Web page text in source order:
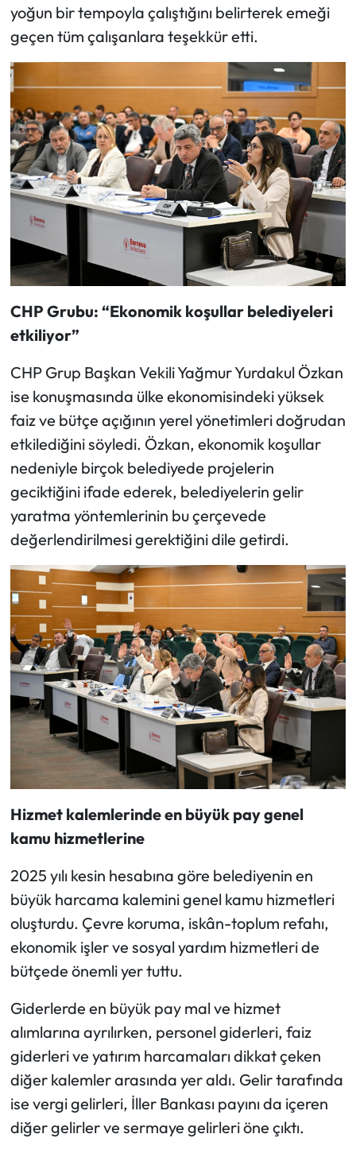
yoğun bir tempoyla çalıştığını belirterek emeği
geçen tüm çalışanlara teşekkür etti.
CHP Grubu: “Ekonomik koşullar belediyeleri
etkiliyor”
CHP Grup Başkan Vekili Yağmur Yurdakul Özkan
ise konuşmasında ülke ekonomisindeki yüksek
faiz ve bütçe açığının yerel yönetimleri doğrudan
etkilediğini söyledi. Özkan, ekonomik koşullar
nedeniyle birçok belediyede projelerin
geciktiğini ifade ederek, belediyelerin gelir
yaratma yöntemlerinin bu çerçevede
değerlendirilmesi gerektiğini dile getirdi.
Hizmet kalemlerinde en büyük pay genel
kamu hizmetlerine
2025 yılı kesin hesabına göre belediyenin en
büyük harcama kalemini genel kamu hizmetleri
oluşturdu. Çevre koruma, iskân-toplum refahı,
ekonomik işler ve sosyal yardım hizmetleri de
bütçede önemli yer tuttu.
Giderlerde en büyük pay mal ve hizmet
alımlarına ayrılırken, personel giderleri, faiz
giderleri ve yatırım harcamaları dikkat çeken
diğer kalemler arasında yer aldı. Gelir tarafında
ise vergi gelirleri, İller Bankası payını da içeren
diğer gelirler ve sermaye gelirleri öne çıktı.